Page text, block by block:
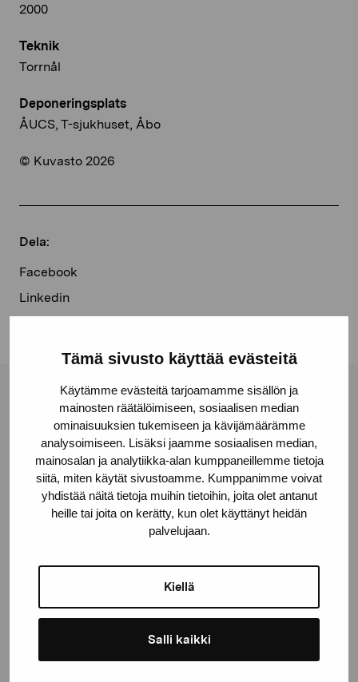
Tämä sivusto käyttää evästeitä
Käytämme evästeitä tarjoamamme sisällön ja
mainosten räätälöimiseen, sosiaalisen median
ominaisuuksien tukemiseen ja kävijämäärämme
analysoimiseen. Lisäksi jaamme sosiaalisen median,
mainosalan ja analytiikka-alan kumppaneillemme tietoja
siitä, miten käytät sivustoamme. Kumppanimme voivat
yhdistää näitä tietoja muihin tietoihin, joita olet antanut
heille tai joita on kerätty, kun olet käyttänyt heidän
palvelujaan.
Kiellä
Salli kaikki
2000
Teknik
Torrnål
Deponeringsplats
ÅUCS, T-sjukhuset, Åbo
© Kuvasto 2026
Dela:
Facebook
Linkedin
Stiftelsen Pro Artibus
Gustav Wasas gata 11
10600 Ekenäs
proartibus@proartibus.fi
+358 (0)50 371 6339
Kontakta oss